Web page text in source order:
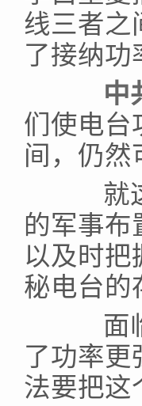
线三者之
了接纳功
中
们使电台
间，仍
就这
的军事
以及时
秘电台的
面临
了功率
法要把这